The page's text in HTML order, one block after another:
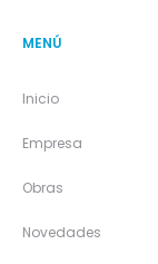
MENÚ
Inicio
Empresa
Obras
Novedades